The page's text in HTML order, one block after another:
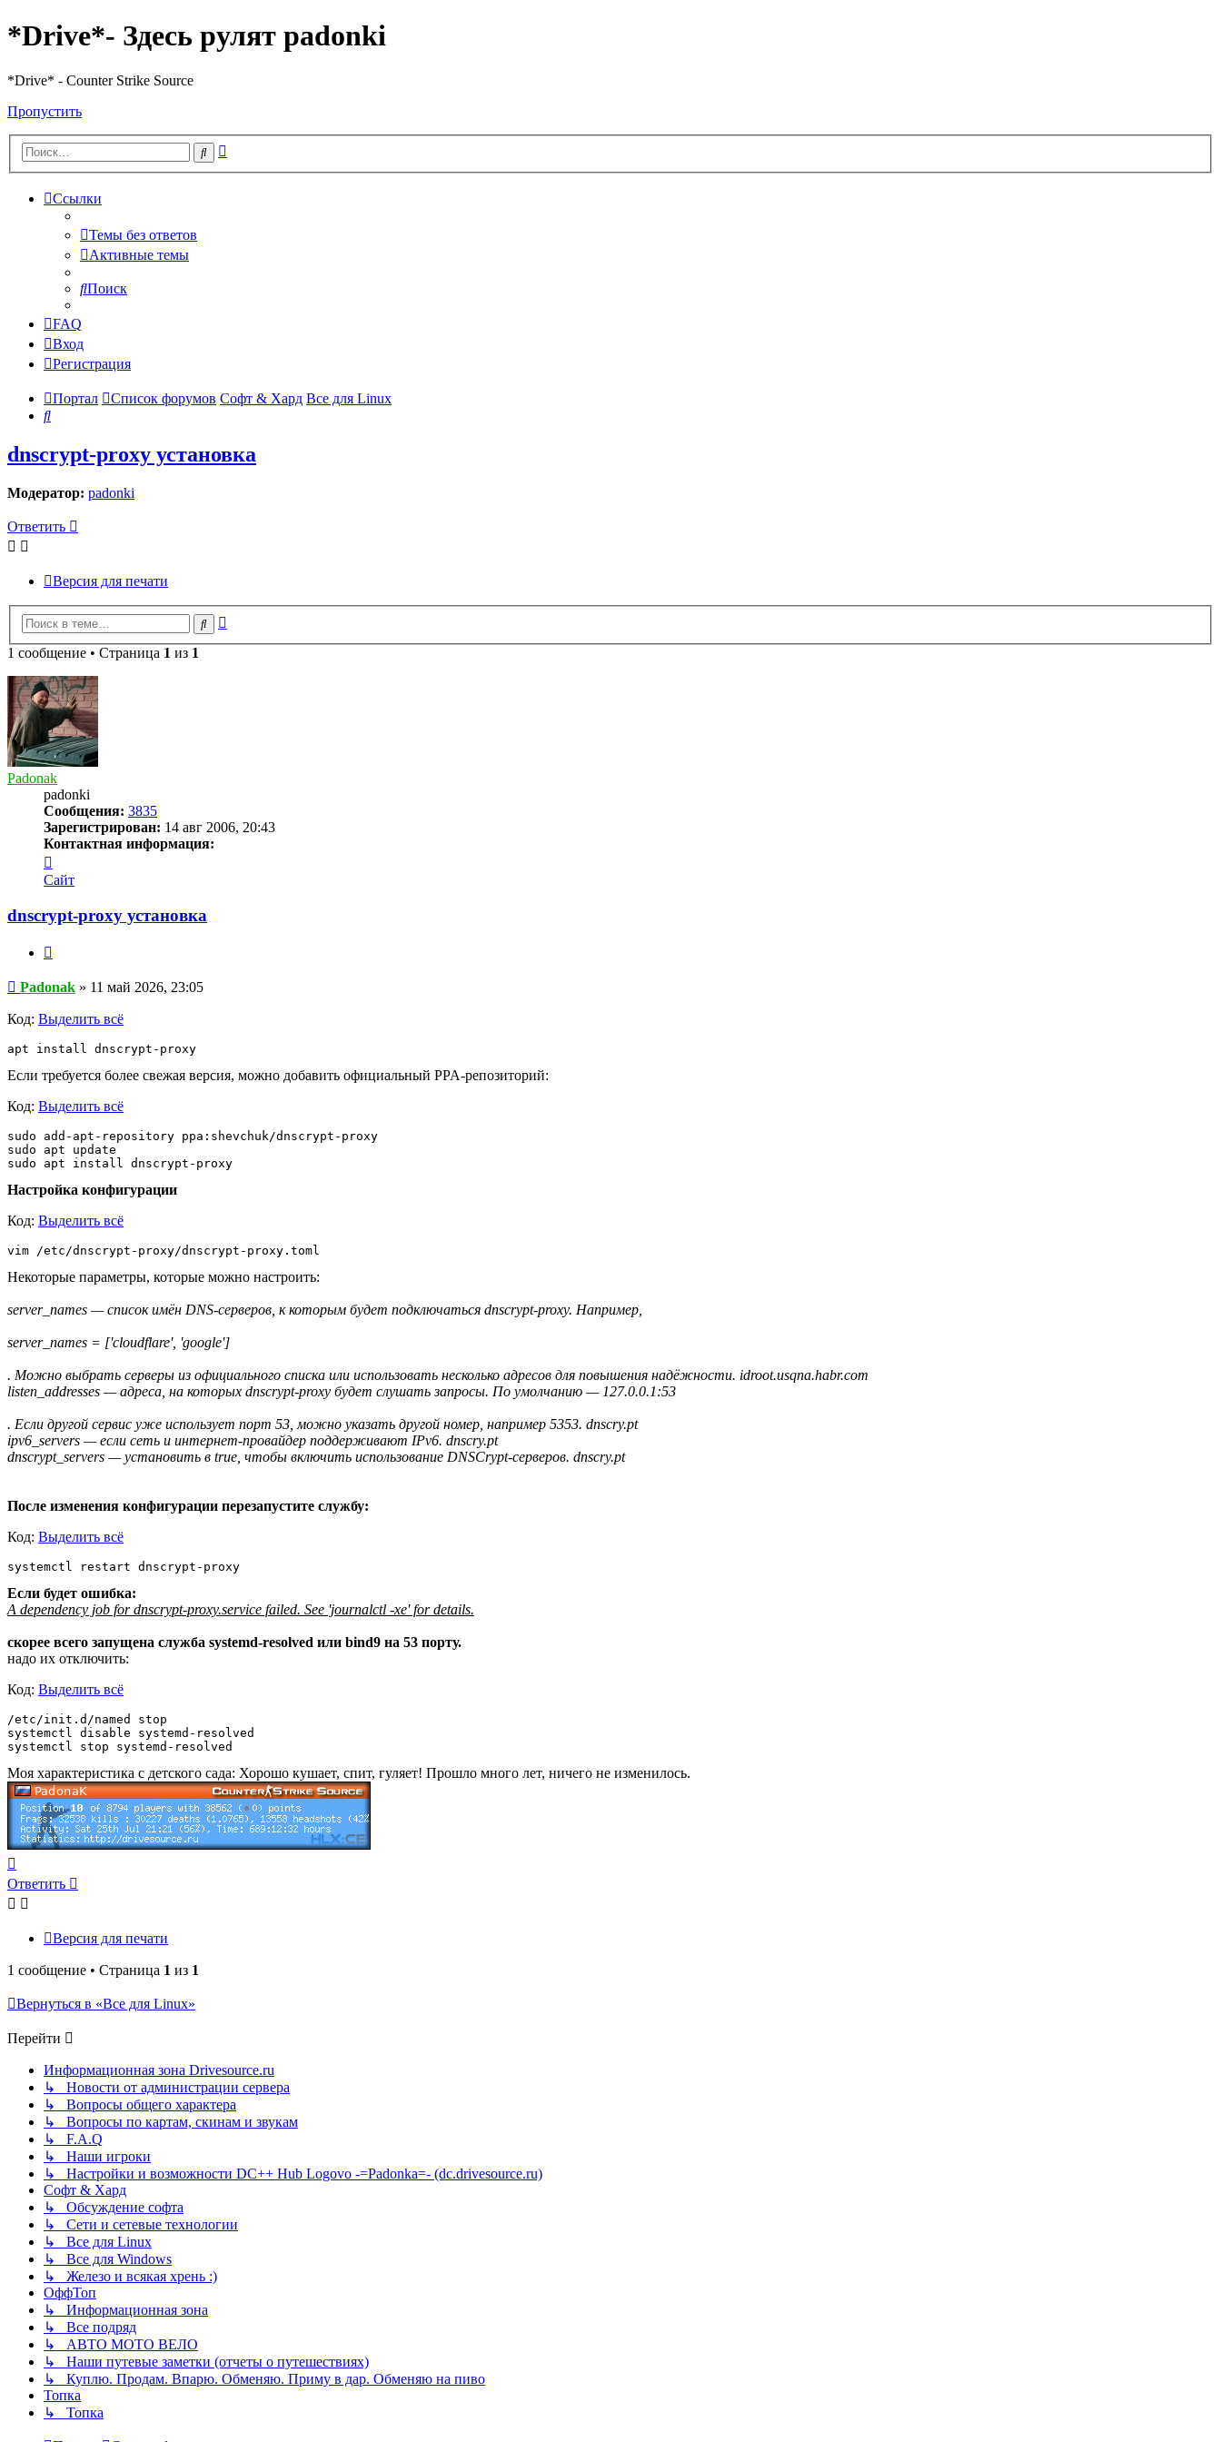
*Drive*- Здесь рулят padonki
*Drive* - Counter Strike Source
Пропустить
Поиск
Ссылки
Темы без ответов
Активные темы
Поиск
FAQ
Вход
Регистрация
Портал Список форумов Софт & Хард Все для Linux
Поиск
dnscrypt-proxy установка
Модератор: padonki
Ответить
Версия для печати
Поиск
1 сообщение • Страница 1 из 1
Padonak
padonki
Сообщения: 3835
Зарегистрирован: 14 авг 2006, 20:43
Контактная информация:
информация
пользователя
Padonak
Сайт
dnscrypt-proxy установка
Сообщение
Padonak » 11 май 2026, 23:05
Код: Выделить всё
apt install dnscrypt-proxy
Если требуется более свежая версия, можно добавить официальный PPA-репозиторий:
Код: Выделить всё
sudo add-apt-repository ppa:shevchuk/dnscrypt-proxy
sudo apt update
sudo apt install dnscrypt-proxy
Настройка конфигурации
Код: Выделить всё
vim /etc/dnscrypt-proxy/dnscrypt-proxy.toml
Некоторые параметры, которые можно настроить:
server_names — список имён DNS-серверов, к которым будет подключаться dnscrypt-proxy. Например,
server_names = ['cloudflare', 'google']
. Можно выбрать серверы из официального списка или использовать несколько адресов для повышения надёжности. idroot.usqna.habr.com
listen_addresses — адреса, на которых dnscrypt-proxy будет слушать запросы. По умолчанию — 127.0.0.1:53
. Если другой сервис уже использует порт 53, можно указать другой номер, например 5353. dnscry.pt
ipv6_servers — если сеть и интернет-провайдер поддерживают IPv6. dnscry.pt
dnscrypt_servers — установить в true, чтобы включить использование DNSCrypt-серверов. dnscry.pt
После изменения конфигурации перезапустите службу:
Код: Выделить всё
systemctl restart dnscrypt-proxy
Если будет ошибка:
A dependency job for dnscrypt-proxy.service failed. See 'journalctl -xe' for details.
скорее всего запущена служба systemd-resolved или bind9 на 53 порту.
надо их отключить:
Код: Выделить всё
/etc/init.d/named stop
systemctl disable systemd-resolved
systemctl stop systemd-resolved
Моя характеристика с детского сада: Хорошо кушает, спит, гуляет! Прошло много лет, ничего не изменилось.
к
началу
Ответить
Версия для печати
1 сообщение • Страница 1 из 1
Вернуться в «Все для Linux»
Перейти
Информационная зона Drivesource.ru
↳ Новости от администрации сервера
↳ Вопросы общего характера
↳ Вопросы по картам, скинам и звукам
↳ F.A.Q
↳ Наши игроки
↳ Настройки и возможности DC++ Hub Logovo -=Padonka=- (dc.drivesource.ru)
Софт & Хард
↳ Обсуждение софта
↳ Сети и сетевые технологии
↳ Все для Linux
↳ Все для Windows
↳ Железо и всякая хрень :)
ОффТоп
↳ Информационная зона
↳ Все подряд
↳ АВТО МОТО ВЕЛО
↳ Наши путевые заметки (отчеты о путешествиях)
↳ Куплю. Продам. Впарю. Обменяю. Приму в дар. Обменяю на пиво
Топка
↳ Топка